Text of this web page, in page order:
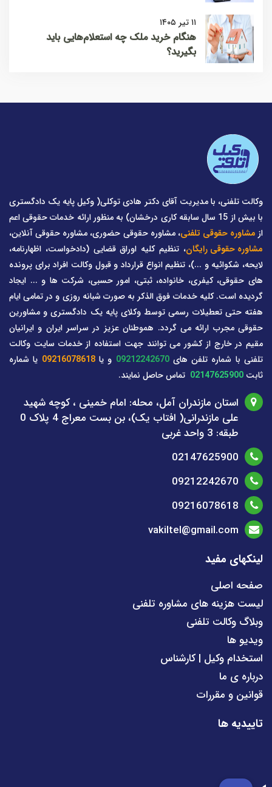
۱۱ تیر ۱۴۰۵
هنگام خرید ملک چه استعلام‌هایی باید
بگیرید؟
وکالت تلفنی، با مدیریت آقای دکتر هادی توکلی( وکیل پایه یک دادگستری
با بیش از 15 سال سابقه کاری درخشان) به منظور ارائه خدمات حقوقی اعم
از مشاوره حقوقی تلفنی، مشاوره حقوقی حضوری، مشاوره حقوقی آنلاین،
مشاوره حقوقی رایگان، تنظیم کلیه اوراق قضایی (دادخواست، اظهارنامه،
لایحه، شکوائیه و ...)، تنظیم انواع قرارداد و قبول وکالت افراد برای پرونده
های حقوقی، کیفری، خانواده، ثبتی، امور حسبی، شرکت ها و ... ایجاد
گردیده است. کلیه خدمات فوق الذکر به صورت شبانه روزی و در تمامی ایام
هفته حتی تعطیلات رسمی توسط وکلای پایه یک دادگستری و مشاورین
حقوقی مجرب ارائه می گردد. هموطنان عزیز در سراسر ایران و ایرانیان
مقیم در خارج از کشور می توانند جهت استفاده از خدمات سایت وکالت
تلفنی با شماره تلفن های09212242670 و یا09216078618 یا شماره
ثابت 02147625900 تماس حاصل نمایند.
استان مازندران آمل، محله: امام خمینی ، کوچه شهید
علی مازندرانی( افتاب یک)، بن بست معراج 4 پلاک 0
طبقه: 3 واحد غربی
02147625900
09212242670
09216078618
vakiltel@gmail.com
لینکهای مفید
صفحه اصلی
لیست هزینه های مشاوره تلفنی
وبلاگ وکالت تلفنی
ویدیو ها
استخدام وکیل | کارشناس
درباره ی ما
قوانین و مقررات
تاییدیه ها